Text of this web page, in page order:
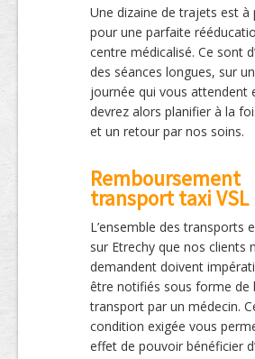
Une dizaine de trajets est à
pour une parfaite
centre médicalisé. Ce sont
des séances longues, sur
journée qui vous attendent
devrez alors planifier à la
et un retour par nos soins.
Remboursement
transport taxi VSL
L’ensemble des transports
sur Etrechy que nos clients
demandent doivent
être notifiés sous forme de
transport par un médecin.
condition exigée vous
effet de pouvoir bénéficier